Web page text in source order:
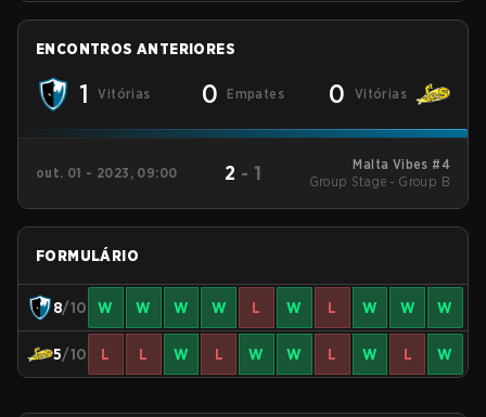
ENCONTROS ANTERIORES
1 Vitórias 0 Empates 0 Vitórias
out. 01 - 2023, 09:00 2 - 1
Malta Vibes #4
Group Stage - Group B
FORMULÁRIO
8/10 W W W W L W L W W W
5/10 L L W L W W L W L W